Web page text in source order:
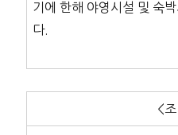
기에 한해 야영시설 및 숙
다.
<